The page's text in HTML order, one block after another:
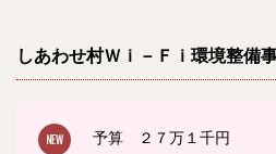
しあわせ村Ｗｉ－Ｆｉ環境整備
予算 ２７万１千円